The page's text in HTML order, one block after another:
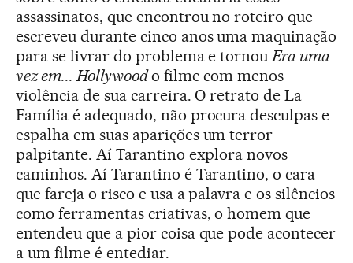
assassinatos, que encontrou no roteiro que
escreveu durante cinco anos uma maquinação
para se livrar do problema e tornouEra uma
vez em... Hollywoodo filme com menos
violência de sua carreira. O retrato de La
Família é adequado, não procura desculpas e
espalha em suas aparições um terror
palpitante. Aí Tarantino explora novos
caminhos. Aí Tarantino é Tarantino, o cara
que fareja o risco e usa a palavra e os silêncios
como ferramentas criativas, o homem que
entendeu que a pior coisa que pode acontecer
a um filme é entediar.